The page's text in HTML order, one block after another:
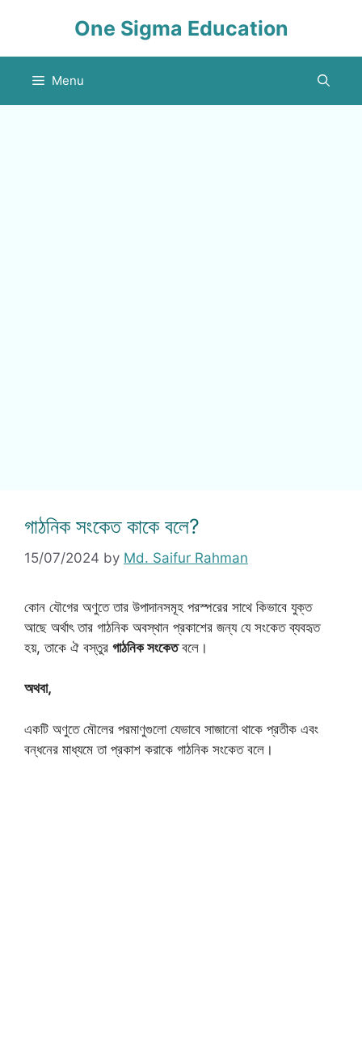
One Sigma Education
Menu
গাঠনিক সংকেত কাকে বলে?
15/07/2024 by Md. Saifur Rahman
কোন যৌগের অণুতে তার উপাদানসমূহ পরস্পরের সাথে কিভাবে যুক্ত
আছে অর্থাৎ তার গাঠনিক অবস্থান প্রকাশের জন্য যে সংকেত ব্যবহৃত
হয়, তাকে ঐ বস্তুর গাঠনিক সংকেতবলে।
অথবা,
একটি অণুতে মৌলের পরমাণুগুলো যেভাবে সাজানো থাকে প্রতীক এবং
বন্ধনের মাধ্যমে তা প্রকাশ করাকে গাঠনিক সংকেত বলে।